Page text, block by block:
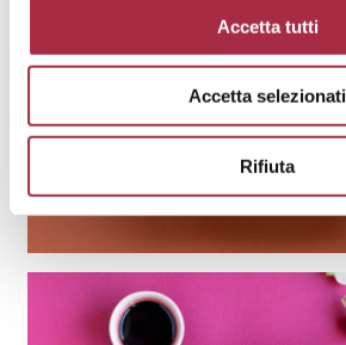
Accetta tutti
Accetta selezionati
Rifiuta